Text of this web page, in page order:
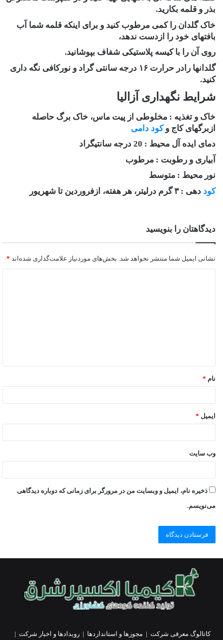
بذر و قلمه بکارید.
خاک گلدان را کمی مرطوب کنید و برای اینکه قلمه شما آب
بافتهای خود را ازدست ندهد،
روی آن را با کیسه پلاستیکی شفاف بپوشانید.
گلدانها رادر حرارت ۱۶ درجه سانتی گراد و نورکافی نگه داری
کنید.
شرایط نگهداری آزالیا
خاک و تغذیه : مخلوطی از پیت ماس، خاک برگ حاصله
ازبرگهای کاج وکود دامی
دمای ایده آل محیط : 20 درجه سانتیگراد
آبیاری و رطوبت : مرطوب
نور محیط : متوسط
کود دهی : ۳ گرم درلیتر، هر هفته، ازفروردین تا شهریور
دیدگاهتان را بنویسید
نشانی ایمیل شما منتشر نخواهد شد. بخش‌های موردنیاز علامت‌گذاری شده‌اند *
نام *
ایمیل *
وب‌ سایت
ذخیره نام، ایمیل و وبسایت من در مرورگر برای زمانی که دوباره دیدگاهی
می‌نویسم.
کاتالوگ معرفی شرکت | مجوزها و استانداردها |رویدادها و اخبار شرکت |